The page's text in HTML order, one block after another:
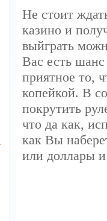
Не стоит
казино и
выйграть
Вас есть
приятное то,
копейкой. В
покрутить
что да как,
как Вы
или доллары